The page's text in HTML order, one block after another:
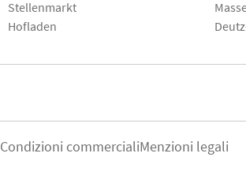
Stellenmarkt
Hofladen
Condizioni commercialiMenzioni legali